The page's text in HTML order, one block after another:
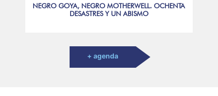
NEGRO GOYA, NEGRO MOTHERWELL. OCHENTA
DESASTRES Y UN ABISMO
+ agenda